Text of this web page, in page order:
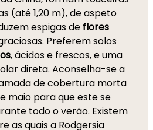
(até 1,20 m), de aspeto
espigas de flores
Preferem solos
, ácidos e frescos, e uma
direta. Aconselha-se a
de cobertura morta
maio para que este se
todo o verão. Existem
as quais a Rodgersia